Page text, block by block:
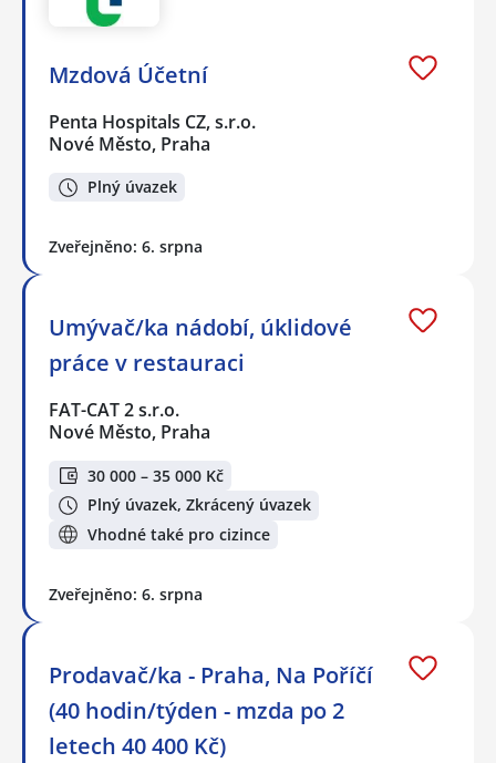
Mzdová Účetní
Penta Hospitals CZ, s.r.o.
Nové Město, Praha
Plný úvazek
Zveřejněno: 6. srpna
Umývač/ka nádobí, úklidové
práce v restauraci
FAT-CAT 2 s.r.o.
Nové Město, Praha
30 000 – 35 000 Kč
Plný úvazek, Zkrácený úvazek
Vhodné také pro cizince
Zveřejněno: 6. srpna
Prodavač/ka - Praha, Na Poříčí
(40 hodin/týden - mzda po 2
letech 40 400 Kč)